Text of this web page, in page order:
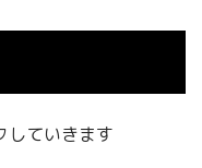
していきます